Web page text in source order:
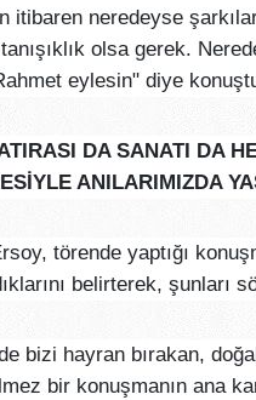
neredeyse
olsa gerek.
eylesin" diye
DA SANATI DA
ANILARIMIZDA
törende yaptığı
belirterek, şunları
bizi hayran bırakan,
bir konuşmanın ana